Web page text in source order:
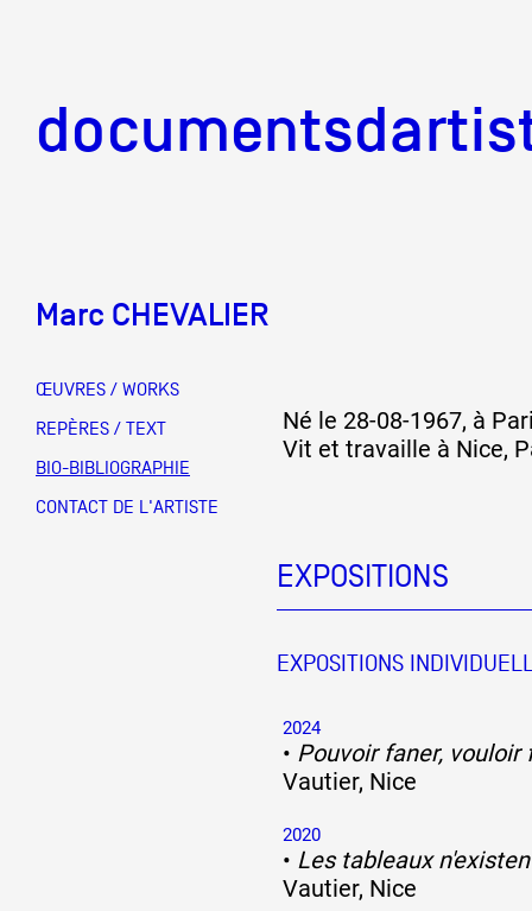
Mission
Équipe
Partenaires
Actions
Documentation
Marc CHEVALIER
ŒUVRES / WORKS
REPÈRES / TEXT
BIO-BIBLIOGRAPHIE
CONTACT DE L'ARTISTE
Né le 28-08-1967, à
Vit et travaille à Nice,
EXPOSITIONS
EXPOSITIONS
2024
• Pouvoir faner, vouloir
Vautier, Nice
2020
• Les tableaux
Vautier, Nice